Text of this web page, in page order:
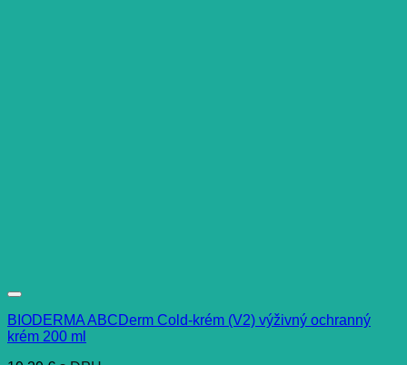
BIODERMA ABCDerm Cold-krém (V2) výživný ochranný
krém 200 ml